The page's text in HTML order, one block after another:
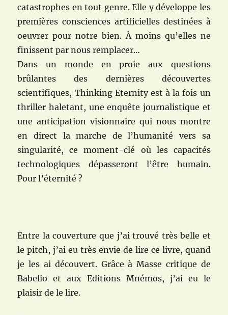
catastrophes en tout genre. Elle y développe les
premières consciences artificielles destinées à
oeuvrer pour notre bien. À moins qu’elles ne
finissent par nous remplacer…
Dans un monde en proie aux questions
brûlantes des dernières découvertes
scientifiques, Thinking Eternity est à la fois un
thriller haletant, une enquête journalistique et
une anticipation visionnaire qui nous montre
en direct la marche de l’humanité vers sa
singularité, ce moment-clé où les capacités
technologiques dépasseront l’être humain.
Pour l’éternité ?
Entre la couverture que j’ai trouvé très belle et
le pitch, j’ai eu très envie de lire ce livre, quand
je les ai découvert. Grâce à Masse critique de
Babelio et aux Editions Mnémos, j’ai eu le
plaisir de le lire.